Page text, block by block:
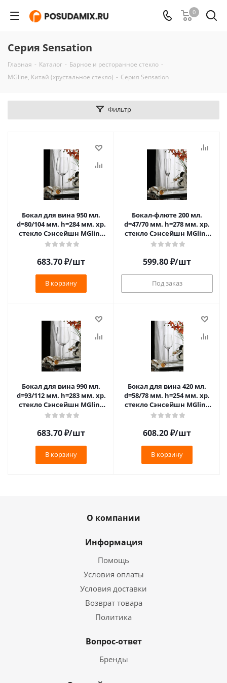
0
Серия Sensation
Главная - Каталог - Барное и ресторанное стекло -
MGline, Китай (хрустальное стекло) - Серия Sensation
Фильтр
Бокал для вина 950 мл.
d=80/104 мм. h=284 мм. хр.
стекло Сэнсейшн MGline
/6/24/288/* ТП
683.70₽/шт
В корзину
Бокал-флюте 200 мл.
d=47/70 мм. h=278 мм. хр.
стекло Сэнсейшн MGline
/6/24/576/* ТП
599.80₽/шт
Под заказ
Бокал для вина 990 мл.
d=93/112 мм. h=283 мм. хр.
стекло Сэнсейшн MGline
/6/24/288/* ТП
683.70₽/шт
В корзину
Бокал для вина 420 мл.
d=58/78 мм. h=254 мм. хр.
стекло Сэнсейшн MGline
/6/24/576/* ТП
608.20₽/шт
В корзину
О компании
Информация
Помощь
Условия оплаты
Условия доставки
Возврат товара
Политика
Вопрос-ответ
Бренды